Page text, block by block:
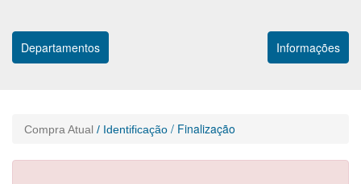
Departamentos Informações
Compra Atual / Identificação / Finalização